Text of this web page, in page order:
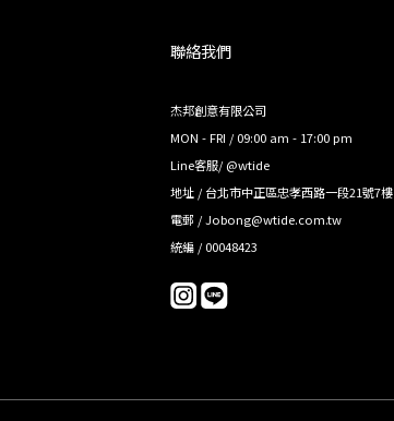
聯絡我們
杰邦創意有限公司
MON - FRI / 09:00 am - 17:00 pm
Line客服/ @wtide
地址 / 台北市中正區忠孝西路一段21號7樓
電郵 / Jobong@wtide.com.tw
統編 / 00048423